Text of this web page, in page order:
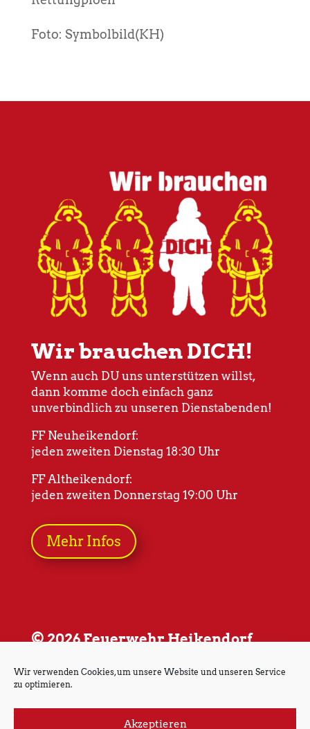
Wir verwenden Cookies, um unsere Website und unseren Service
zu optimieren.
Akzeptieren
Foto: Symbolbild(KH)
Wir brauchen DICH!
Wenn auch DU uns unterstützen willst,
dann komme doch einfach ganz
unverbindlich zu unseren Dienstabenden!
FF Neuheikendorf:
jeden zweiten Dienstag 18:30 Uhr
FF Altheikendorf:
jeden zweiten Donnerstag 19:00 Uhr
Mehr Infos
© 2026 Feuerwehr Heikendorf